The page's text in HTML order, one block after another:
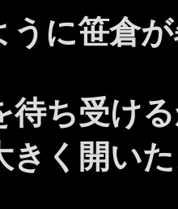
に笹倉
ち受け
きく開い